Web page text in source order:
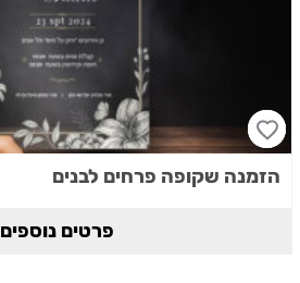
הזמנה שקופה פרחים לבנים
פרטים נוספים